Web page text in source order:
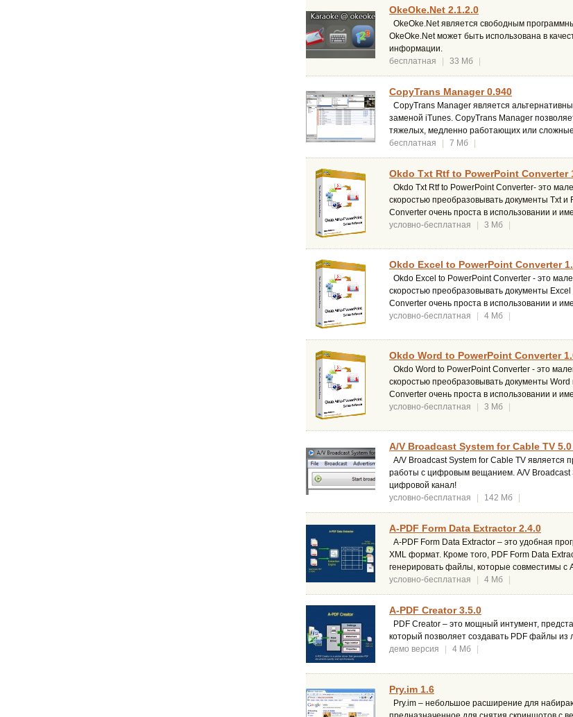
OkeOke.Net 2.1.2.0
OkeOke.Net является свободным
OkeOke.Net может быть использована в
информации.
бесплатная
33 Мб
CopyTrans Manager 0.940
CopyTrans Manager является
заменой iTunes. CopyTrans Manager
тяжелых, медленно работающих или
бесплатная
7 Мб
Okdo Txt Rtf to PowerPoint Converter
Okdo Txt Rtf to PowerPoint Converter- это
скоростью преобразовывать документы Txt
Converter очень проста в использовании и
условно-бесплатная
3 Мб
Okdo Excel to PowerPoint Converter
Okdo Excel to PowerPoint Converter - это
скоростью преобразовывать документы
Converter очень проста в использовании и
условно-бесплатная
4 Мб
Okdo Word to PowerPoint Converter
Okdo Word to PowerPoint Converter - это
скоростью преобразовывать документы
Converter очень проста в использовании и
условно-бесплатная
3 Мб
A/V Broadcast System for Cable TV
A/V Broadcast System for Cable TV
работы с цифровым вещанием. A/V Broadcast
цифровой канал!
условно-бесплатная
142 Мб
A-PDF Form Data Extractor 2.4.0
A-PDF Form Data Extractor – это удобная
XML формат. Кроме того, PDF Form Data
генерировать файлы, которые совместимы с
условно-бесплатная
4 Мб
A-PDF Creator 3.5.0
PDF Creator – это мощный интумент,
который позволяет создавать PDF файлы
демо версия
4 Мб
Pry.im 1.6
Pry.im – небольшое расширение для